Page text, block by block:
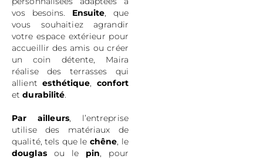
vos besoins. Ensuite, que
vous souhaitiez agrandir
votre espace extérieur pour
accueillir des amis ou créer
un coin détente, Maira
réalise des terrasses qui
allientesthétique,confort
etdurabilité.
Par ailleurs, l’entreprise
utilise des matériaux de
qualité, tels que le chêne, le
douglasou le pin, pour